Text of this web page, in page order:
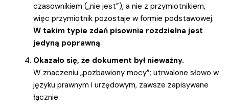
czasownikiem („nie jest”), a nie z przymiotnikiem,
więc przymiotnik pozostaje w formie podstawowej.
W takim typie zdań pisownia rozdzielna jest
jedyną poprawną.
Okazało się, że dokument był nieważny.
W znaczeniu „pozbawiony mocy”; utrwalone słowo w
języku prawnym i urzędowym, zawsze zapisywane
łącznie.